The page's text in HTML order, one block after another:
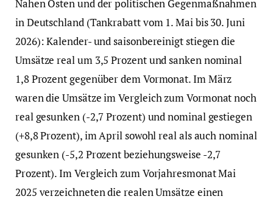
Nahen Osten und der politischen Gegenmaßnahmen
in Deutschland (Tankrabatt vom 1. Mai bis 30. Juni
2026): Kalender- und saisonbereinigt stiegen die
Umsätze real um 3,5 Prozent und sanken nominal
1,8 Prozent gegenüber dem Vormonat. Im März
waren die Umsätze im Vergleich zum Vormonat noch
real gesunken (-2,7 Prozent) und nominal gestiegen
(+8,8 Prozent), im April sowohl real als auch nominal
gesunken (-5,2 Prozent beziehungsweise -2,7
Prozent). Im Vergleich zum Vorjahresmonat Mai
2025 verzeichneten die realen Umsätze einen